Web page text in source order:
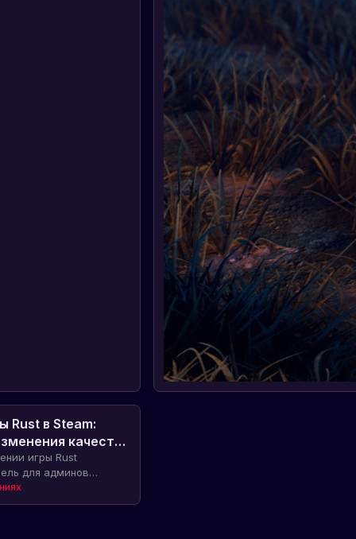
Rust в Steam:
качества
игры Rust
для админов
изменения для
Стоимость игры